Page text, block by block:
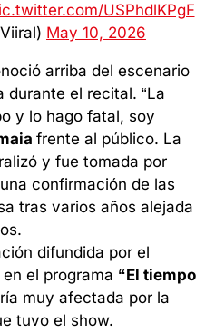
USPhdlKPgF
May 10, 2026
arriba del escenario
durante el recital. “La
y lo hago fatal, soy
frente al público. La
y fue tomada por
confirmación de las
tras varios años alejada
difundida por el
en el programa “El tiempo
muy afectada por la
tuvo el show.